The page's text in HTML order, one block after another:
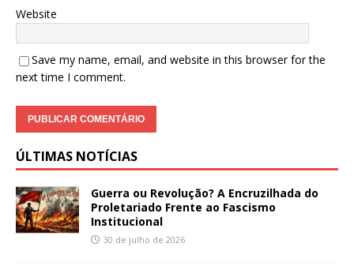
Website
Save my name, email, and website in this browser for the
next time I comment.
ÚLTIMAS NOTÍCIAS
Guerra ou Revolução? A Encruzilhada do
Proletariado Frente ao Fascismo
Institucional
30 de julho de 2026